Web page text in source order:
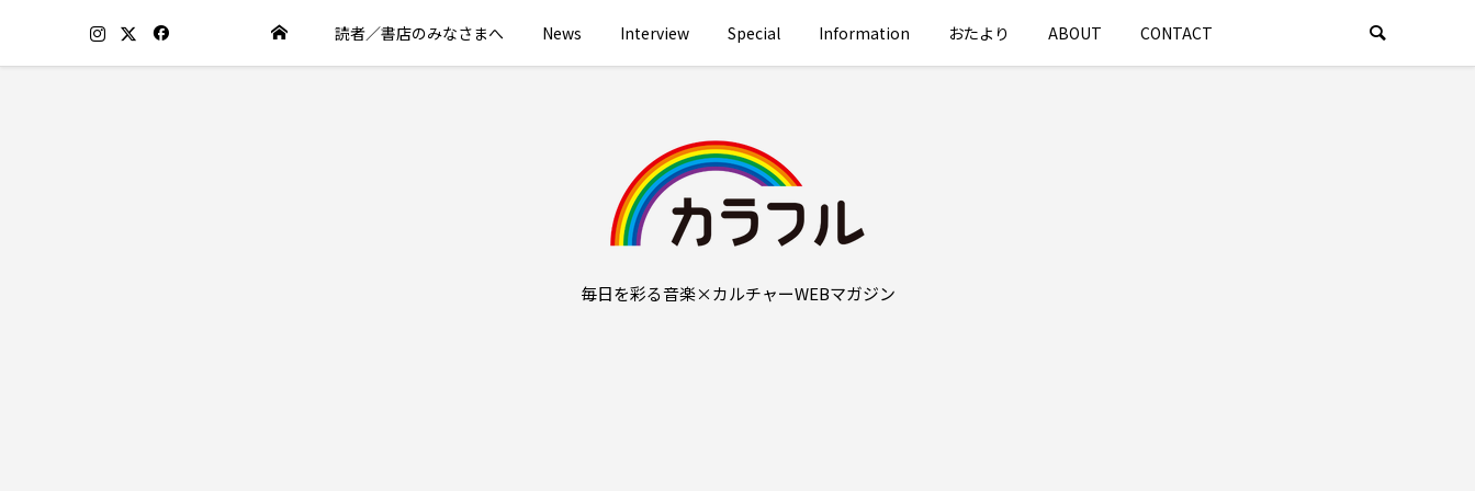
読者／書店のみなさまへ News Interview Special Information おたより ABOUT CONTACT
毎日を彩る音楽×カルチャーWEBマガジン